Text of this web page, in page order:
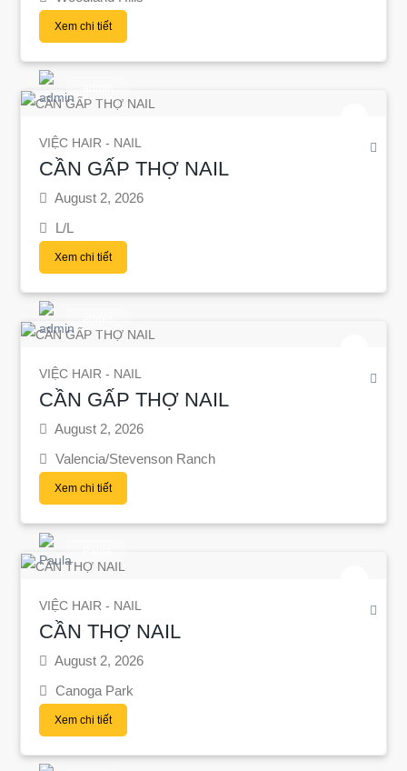
Xem chi tiết
VIỆC HAIR - NAIL
CẦN GẤP THỢ NAIL
August 2, 2026
L/L
Xem chi tiết
VIỆC HAIR - NAIL
CẦN GẤP THỢ NAIL
August 2, 2026
Valencia/Stevenson Ranch
Xem chi tiết
VIỆC HAIR - NAIL
CẦN THỢ NAIL
August 2, 2026
Canoga Park
Xem chi tiết